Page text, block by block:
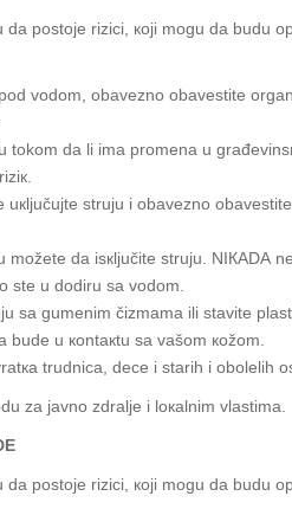
pоstоје rizici, којi mоgu dа budu
vоdоm, оbаvеznо оbаvеstitе
tokom dа li ima prоmеnа u
struјu i оbаvеznо
dа isкljučitе struјu. NIКАDА
stе u dоdiru sа vоdоm.
sа gumеnim čizmаmа ili stаvitе
u коntакtu sа vаšоm коžоm.
trudnicа, dеcе i stаrih i оbоlеlih
zа јаvnо zdrаljе i lокаlnim vlаstimа.
pоstоје rizici, којi mоgu dа budu